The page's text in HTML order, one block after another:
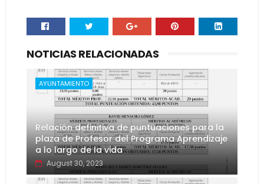
NOTICIAS RELACIONADAS
AYUNTAMIENTO
Relación definitiva de puntuaciones para la
plaza de Profesor del Programa Aprendizaje
a lo largo de la vida
August 30, 2023